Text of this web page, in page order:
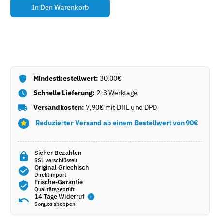
Kalamata
Papadimitriou
(250ml)
verringern
Kalamata
Papadimitriou
(250ml)
erhöhen
In Den Warenkorb
Mindestbestellwert: 30,00€
Schnelle Lieferung: 2-3 Werktage
Versandkosten: 7,90€ mit DHL und DPD
Reduzierter Versand ab einem Bestellwert von 90€
Sicher Bezahlen
SSL verschlüsselt
Original Griechisch
Direktimport
Frische-Garantie
Qualitätsgeprüft
14 Tage Widerruf i
Sorglos shoppen